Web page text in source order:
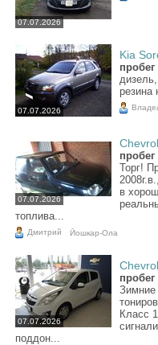
07.07.2026
07.07.2026
Kia
резина
07.07.2026
Торг!
в
топлива...
Дмитрий Йошкар-Ола
07.07.2026
Зимние
Класс
поддон...